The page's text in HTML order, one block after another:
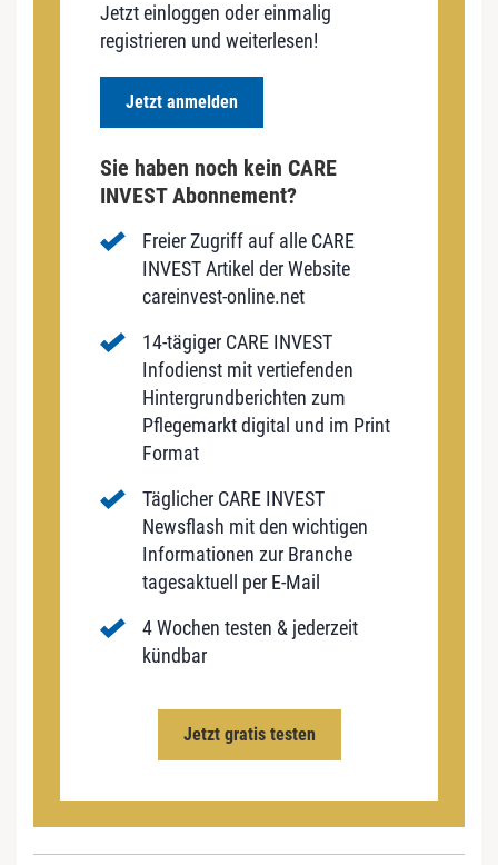
Jetzt einloggen oder einmalig
registrieren und weiterlesen!
Jetzt anmelden
Sie haben noch kein CARE
INVEST Abonnement?
Freier Zugriff auf alle CARE
INVEST Artikel der Website
careinvest-online.net
14-tägiger CARE INVEST
Infodienst mit vertiefenden
Hintergrundberichten zum
Pflegemarkt digital und im Print
Format
Täglicher CARE INVEST
Newsflash mit den wichtigen
Informationen zur Branche
tagesaktuell per E-Mail
4 Wochen testen & jederzeit
kündbar
Jetzt gratis testen